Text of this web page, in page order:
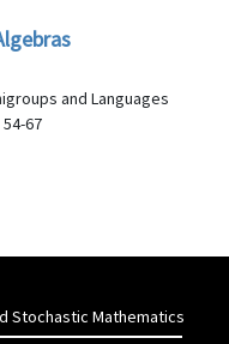
and Languages
67
Stochastic Mathematics